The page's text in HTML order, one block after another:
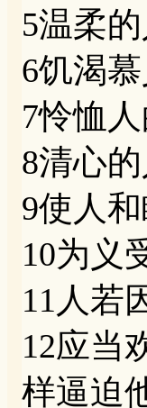
5温柔
6饥渴
7怜恤
8清心
9使人
10为义
11人若
12应当
样逼迫